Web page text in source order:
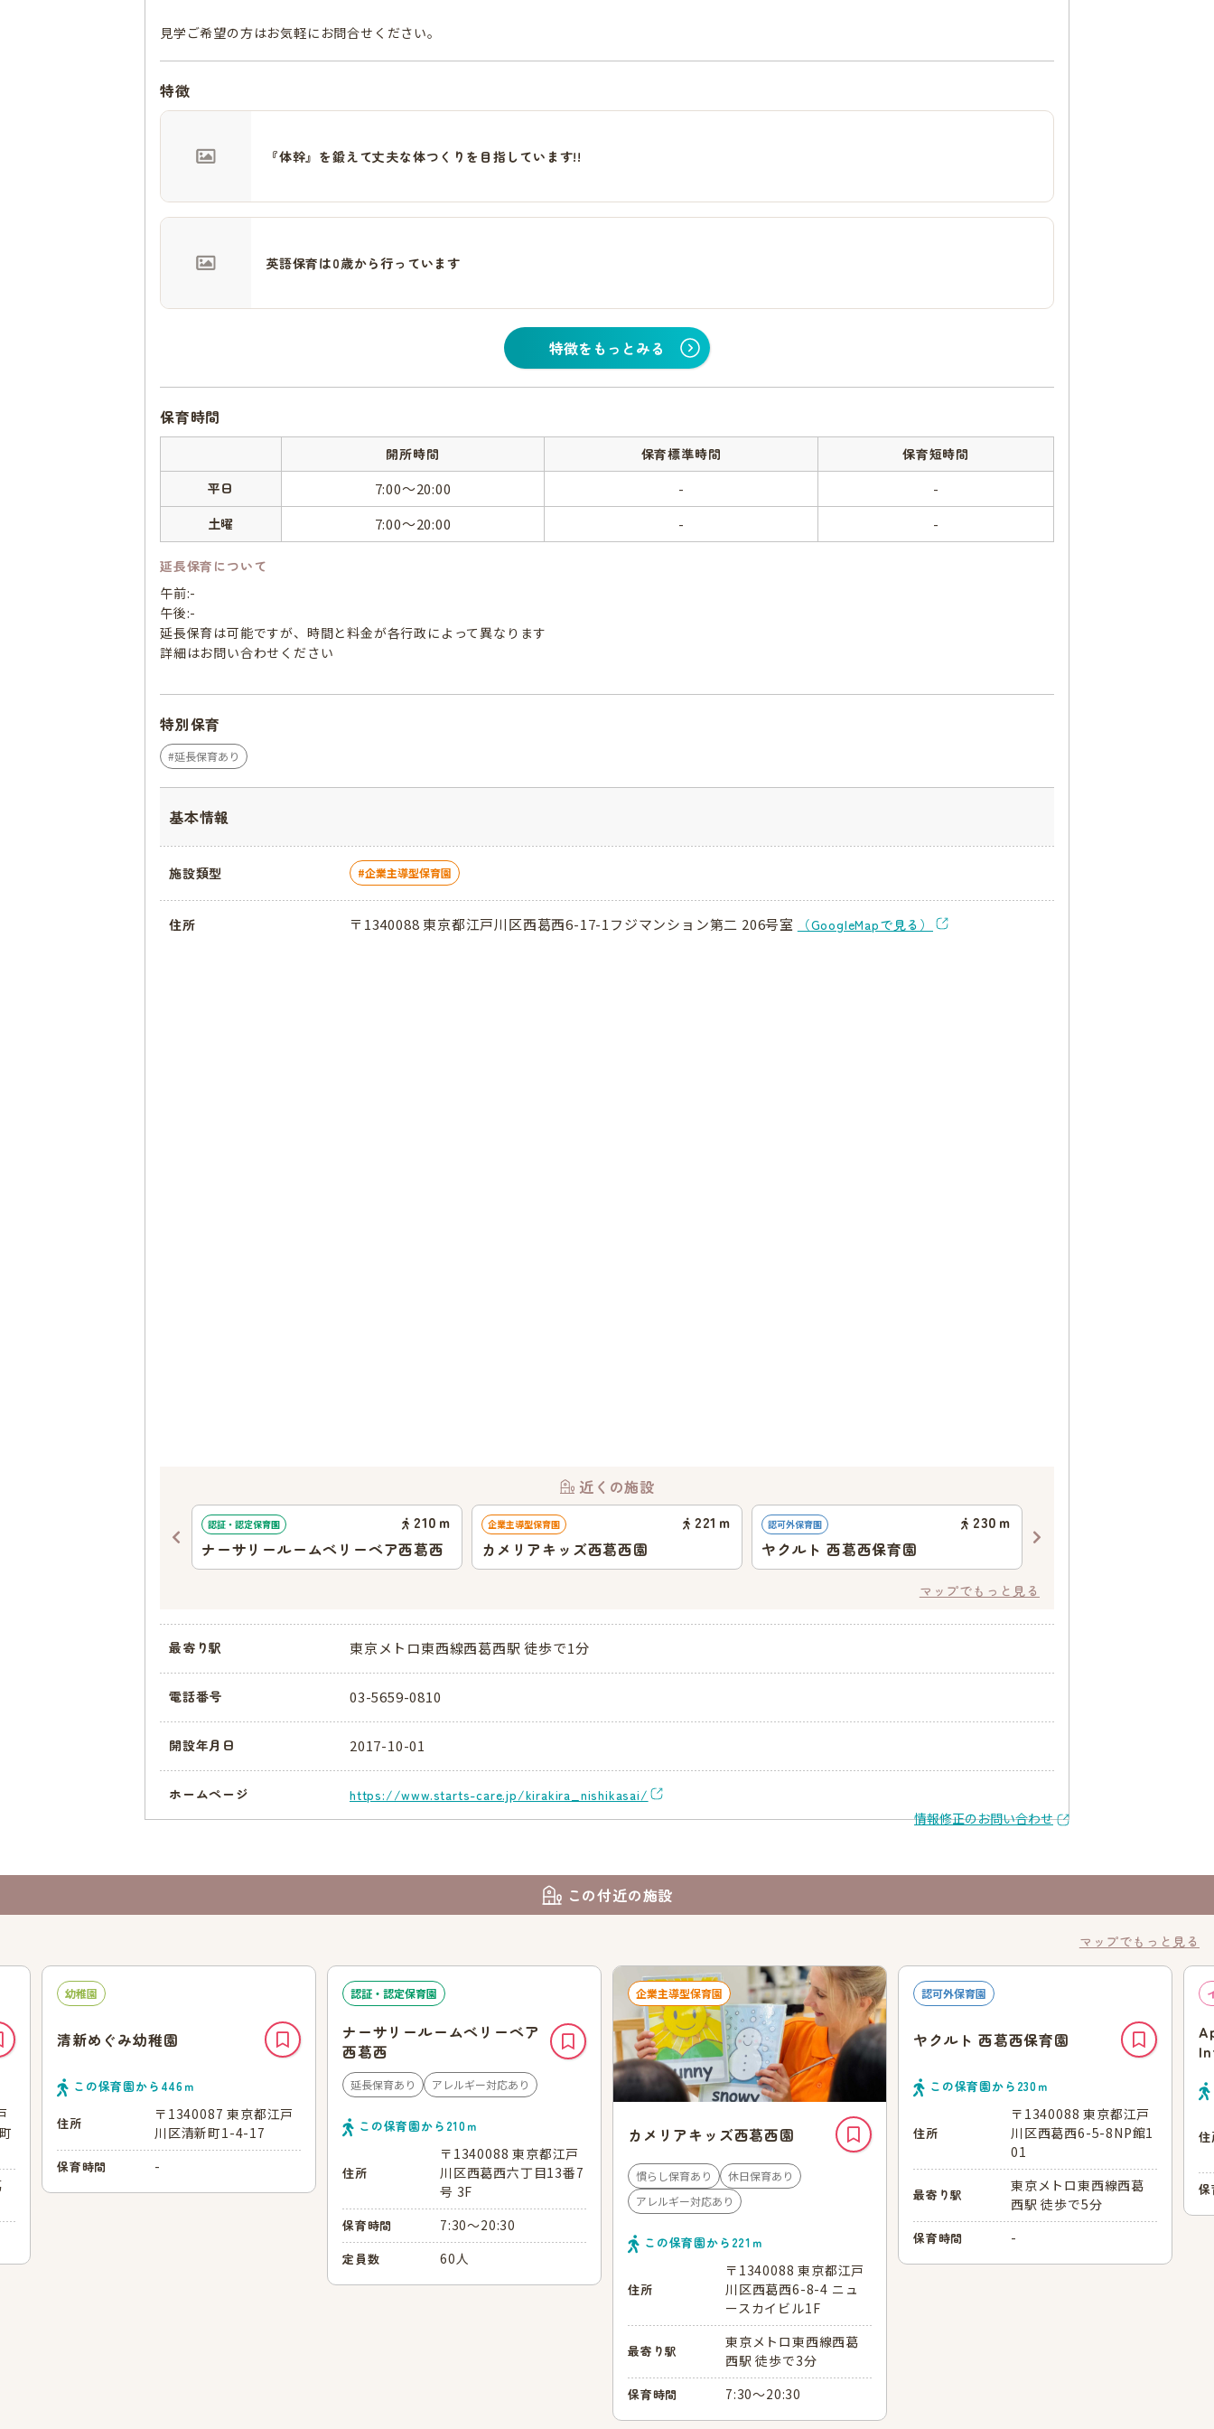
見学ご希望の方はお気軽にお問合せください。
特徴
『体幹』を鍛えて丈夫な体つくりを目指しています!!
英語保育は0歳から行っています
特徴をもっとみる
保育時間
開所時間 保育標準時間
保育短時間
平日
7:00～20:00 - -
土曜 7:00～20:00 - -
延長保育について
午前:-
午後:-
延長保育は可能ですが、時間と料金が各行政によって異なります
詳細はお問い合わせください
特別保育
延長保育あり
基本情報
施設類型 企業主導型保育園
住所 〒1340088 東京都江戸川区西葛西6-17-1フジマンション第二 206号室 （GoogleMapで見る）
近くの施設
認証・認定保育園 210 ｍ
ナーサリールームベリーベア西葛西
企業主導型保育園 221 ｍ
カメリアキッズ西葛西園
認可外保育園 230 ｍ
ヤクルト 西葛西保育園
マップでもっと見る
最寄り駅 東京メトロ東西線西葛西駅 徒歩で1分
電話番号 03-5659-0810
開設年月日 2017-10-01
ホームページ
https://www.starts-care.jp/kirakira_nishikasai/
情報修正のお問い合わせ
この付近の施設
マップでもっと見る
幼稚園
清新めぐみ幼稚園
この保育園から 446ｍ
住所
〒1340087 東京都江戸
川区清新町1-4-17
保育時間 -
認証・認定保育園
ナーサリールームベリーベア
西葛西
延長保育あり アレルギー対応あり
この保育園から 210ｍ
住所
〒1340088 東京都江戸
川区西葛西六丁目13番7
号 3F
保育時間 7:30～20:30
定員数 60人
企業主導型保育園
カメリアキッズ西葛西園
慣らし保育あり
休日保育あり
アレルギー対応あり
この保育園から 221 ｍ
住所
〒1340088 東京都江戸
川区西葛西6-8-4 ニュ
ースカイビル1F
最寄り駅
東京メトロ東西線西葛
西駅 徒歩で3分
保育時間 7:30～20:30
認可外保育園
ヤクルト 西葛西保育園
この保育園から 230ｍ
住所
〒1340088 東京都江戸
川区西葛西6-5-8NP館1
01
最寄り駅
東京メトロ東西線西葛
西駅 徒歩で5分
保育時間 -
住
保